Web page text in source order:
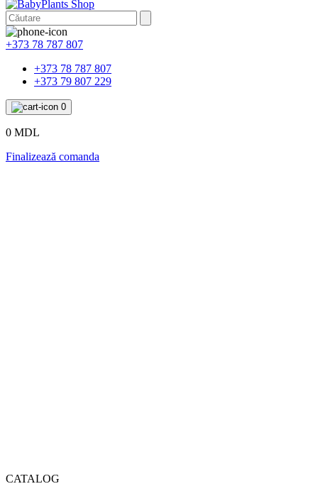
+373 78 787 807
+373 78 787 807
+373 79 807 229
0
0 MDL
Finalizează comanda
CATALOG